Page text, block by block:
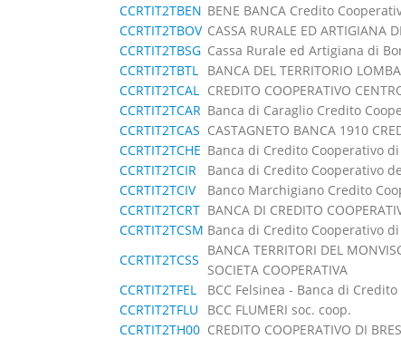
CCRTIT2TBEN BENE BANCA Credito
CCRTIT2TBOV CASSA RURALE ED ARTIGIANA
CCRTIT2TBSG Cassa Rurale ed Artigiana di
CCRTIT2TBTL BANCA DEL TERRITORIO
CCRTIT2TCAL CREDITO COOPERATIVO
CCRTIT2TCAR Banca di Caraglio Credito
CCRTIT2TCAS CASTAGNETO BANCA 1910
CCRTIT2TCHE Banca di Credito Cooperativo
CCRTIT2TCIR
Banca di Credito Cooperativo
CCRTIT2TCIV
Banco Marchigiano Credito
CCRTIT2TCRT BANCA DI CREDITO
CCRTIT2TCSM Banca di Credito Cooperativo
CCRTIT2TCSS
BANCA TERRITORI DEL
SOCIETA COOPERATIVA
CCRTIT2TFEL
BCC Felsinea - Banca di
CCRTIT2TFLU
BCC FLUMERI soc. coop.
CCRTIT2TH00 CREDITO COOPERATIVO DI